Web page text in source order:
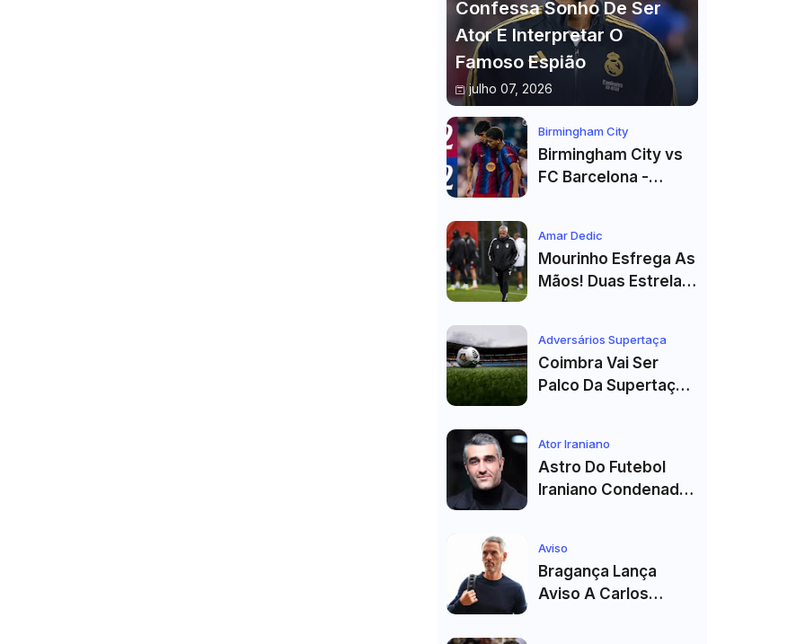
Confessa Sonho De Ser
Ator E Interpretar O
Famoso Espião
julho 07, 2026
Birmingham City
Birmingham City vs
FC Barcelona -
Amar Dedic
Mourinho Esfrega As
Mãos! Duas Estrelas
Madrid
Adversários Supertaça
Coimbra Vai Ser
Palco Da Supertaça
E Adversários
Confirmados
Ator Iraniano
Astro Do Futebol
Iraniano Condenado
Acusado De Estupro
E Sequestro
Aviso
Bragança Lança
Aviso A Carlos